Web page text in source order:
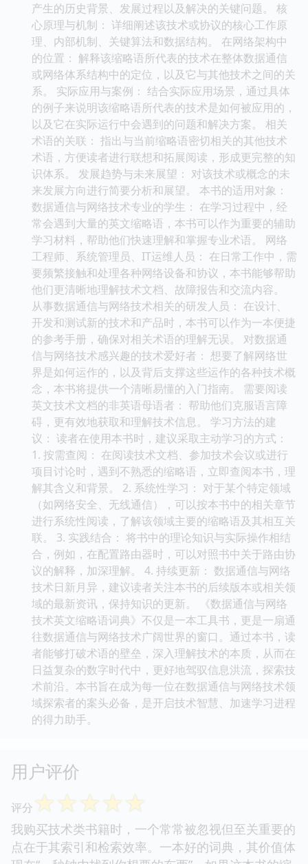
产生的历史背景、发展过程以及解决的关键问题。 核
心原理与机制： 详细阐述该技术或协议的核心工作原
理、内部机制、关键算法和数据结构。 在网络架构中
的位置： 解释该缩略语所代表的技术在整体数据通信
或网络体系结构中的定位，以及它与其他技术之间的关
系。 实际应用与案例： 结合实际应用场景，通过具体
的例子来说明该缩略语所代表的技术是如何被应用的，
以及它在实际运行中会遇到的问题和解决方案。 相关
术语的关联： 指出与当前缩略语密切相关的其他技术
术语，方便读者进行联想和拓展阅读，形成更完整的知
识体系。 发展趋势与未来展望： 对该技术或概念的未
来发展方向进行简要分析和展望。 本书的适用对象：
数据通信与网络技术专业的学生： 在学习过程中，经
常会遇到大量的英文缩略语，本书可以作为重要的辅助
学习材料，帮助他们快速理解和掌握专业术语。 网络
工程师、系统管理员、IT运维人员： 在日常工作中，需
要频繁接触和处理各种网络设备和协议，本书能够帮助
他们更清晰地理解技术文档、故障报告和交流内容。
从事数据通信与网络技术相关的研发人员： 在设计、
开发和测试新的技术和产品时，本书可以作为一本便捷
的参考手册，确保对相关术语的理解无误。 对数据通
信与网络技术感兴趣的技术爱好者： 想要了解网络世
界是如何运作的，以及背后支撑这些运作的各种技术概
念，本书将提供一个清晰易懂的入门指南。 需要阅读
英文技术文档的非英语母语者： 帮助他们克服语言障
碍，更有效地获取和理解技术信息。 学习方法的建
议： 读者在使用本书时，建议采取主动学习的方式：
1. 按需查阅： 在阅读技术文档、参加技术会议或进行
项目讨论时，遇到不熟悉的缩略语，立即查阅本书，理
解其含义和背景。 2. 系统性学习： 对于某个特定领域
（如网络安全、无线通信），可以按本书中的相关章节
进行系统性阅读，了解该领域主要的缩略语及其相互关
联。 3. 实践结合： 将书中的理论知识与实际操作相结
合，例如，在配置路由器时，可以对照书中关于路由协
议的解释，加深理解。 4. 持续更新： 数据通信与网络
技术日新月异，建议读者关注本书的后续版本或相关领
域的最新资讯，保持知识的更新。 《数据通信与网络
技术英文缩略语词典》不仅是一本工具书，更是一扇通
往数据通信与网络技术广阔世界的窗口。通过本书，读
者能够打破术语的壁垒，深入理解技术的本质，从而在
日益复杂的数字时代中，更好地驾驭信息洪流，探索技
术前沿。本书旨在成为每一位在数据通信与网络技术领
域探索者的案头必备，是开启技术智慧、加速学习进程
的得力助手。
用户评价
评分 ☆☆☆☆☆
我购买技术类书籍时，一个常常被忽视但至关重要的
点在于其索引和检索效率。一本好的词典，其价值体